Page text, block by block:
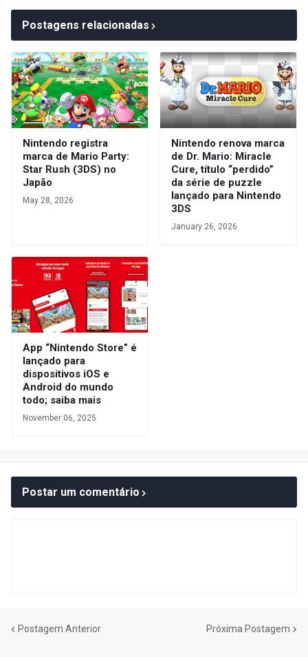
Postagens relacionadas
Nintendo registra
marca de Mario Party:
Star Rush (3DS) no
Japão
May 28, 2026
Nintendo renova marca
de Dr. Mario: Miracle
Cure, título “perdido”
da série de puzzle
lançado para Nintendo
3DS
January 26, 2026
App “Nintendo Store” é
lançado para
dispositivos iOS e
Android do mundo
todo; saiba mais
November 06, 2025
Postar um comentário
Postagem Anterior Próxima Postagem